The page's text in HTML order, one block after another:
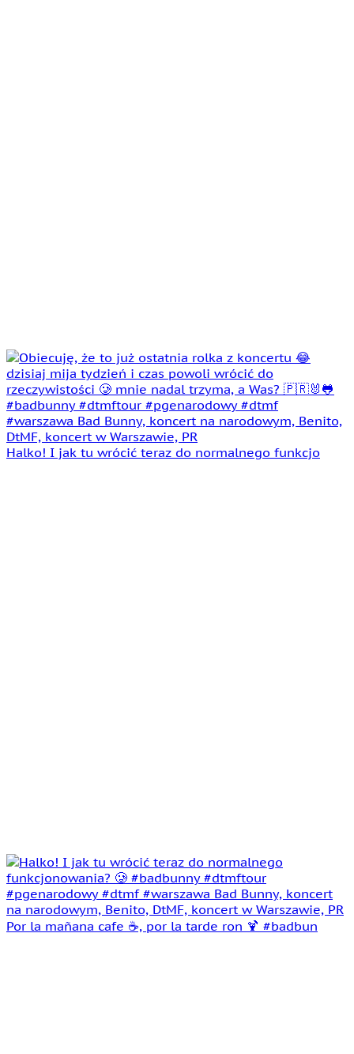
Halko! I jak tu wrócić teraz do normalnego funkcjo
Por la mañana cafe ☕️, por la tarde ron 🍹 #badbun